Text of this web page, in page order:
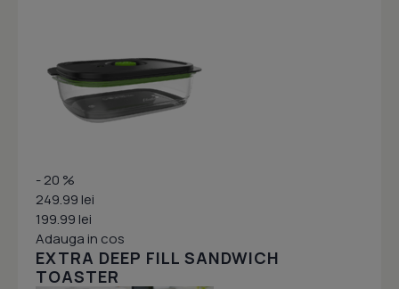
- 20 %
249.99 lei
199.99 lei
Adauga in cos
EXTRA DEEP FILL SANDWICH
TOASTER